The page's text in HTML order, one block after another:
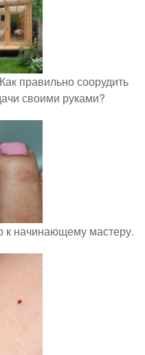
правильно соорудить
своими руками?
начинающему мастеру.